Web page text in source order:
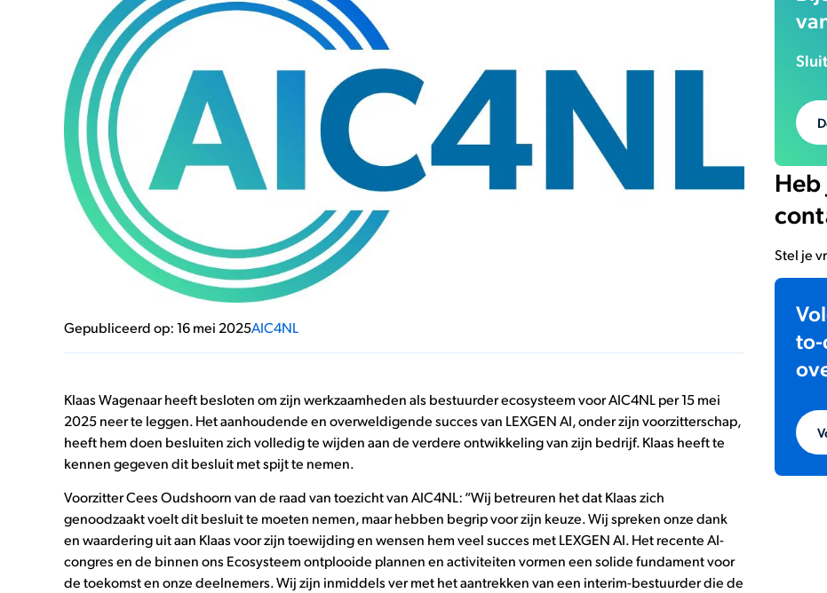
Gepubliceerd op: 16 mei 2025AIC4NL
Klaas Wagenaar heeft besloten om zijn werkzaamheden als bestuurder ecosysteem voor AIC4NL per 15 mei
2025 neer te leggen. Het aanhoudende en overweldigende succes van LEXGEN AI, onder zijn voorzitterschap,
heeft hem doen besluiten zich volledig te wijden aan de verdere ontwikkeling van zijn bedrijf. Klaas heeft te
kennen gegeven dit besluit met spijt te nemen.
Voorzitter Cees Oudshoorn van de raad van toezicht van AIC4NL: “Wij betreuren het dat Klaas zich
genoodzaakt voelt dit besluit te moeten nemen, maar hebben begrip voor zijn keuze. Wij spreken onze dank
en waardering uit aan Klaas voor zijn toewijding en wensen hem veel succes met LEXGEN AI. Het recente AI-
congres en de binnen ons Ecosysteem ontplooide plannen en activiteiten vormen een solide fundament voor
de toekomst en onze deelnemers. Wij zijn inmiddels ver met het aantrekken van een interim-bestuurder die de
Stel je
to-